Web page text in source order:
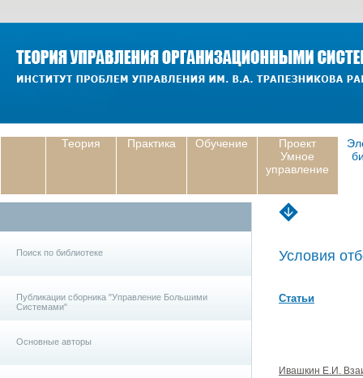
Теория Практика Обучение
Проект
Умное
управление
Поиск по библиотеке
Публикации сборника "Управление Большими
Системами"
Основные авторы
Условия
Статьи
Ивашкин Е.И.